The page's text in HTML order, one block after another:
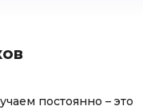
постоянно – это